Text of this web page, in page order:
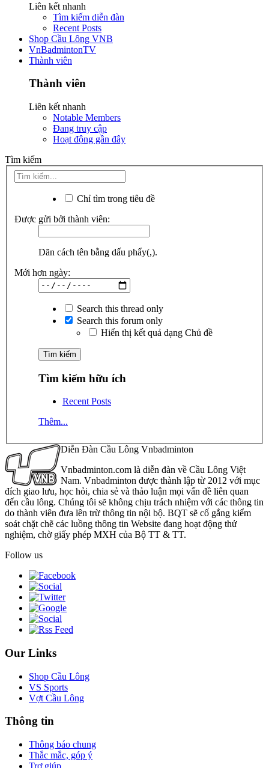
Liên kết nhanh
Tìm kiếm diễn đàn
Recent Posts
Shop Cầu Lông VNB
VnBadmintonTV
Thành viên
Thành viên
Liên kết nhanh
Notable Members
Đang truy cập
Hoạt động gần đây
Tìm kiếm
Chỉ tìm trong tiêu đề
Được gửi bởi thành viên:
Dãn cách tên bằng dấu phẩy(,).
Mới hơn ngày:
Search this thread only
Search this forum only
Hiển thị kết quả dạng Chủ đề
Tìm kiếm hữu ích
Recent Posts
Thêm...
Diễn Đàn Cầu Lông Vnbadminton
Vnbadminton.com là diễn đàn về Cầu Lông Việt
Nam. Vnbadminton được thành lập từ 2012 với mục
đích giao lưu, học hỏi, chia sẻ và thảo luận mọi vấn đề liên quan
đến cầu lông. Chúng tôi sẽ không chịu trách nhiệm với các thông tin
do thành viên đưa lên trừ thông tin nội bộ. BQT sẽ cố gắng kiểm
soát chặt chẽ các luồng thông tin Website đang hoạt động thử
nghiệm, chờ giấy phép MXH của Bộ TT & TT.
Follow us
Our Links
Shop Cầu Lông
VS Sports
Vợt Cầu Lông
Thông tin
Thông báo chung
Thắc mắc, góp ý
Trợ giúp